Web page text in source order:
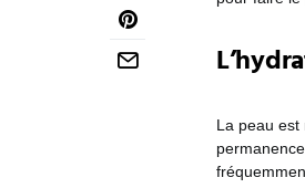
La peau est